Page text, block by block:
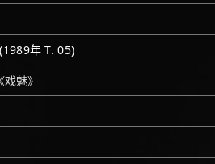
(1989年 T. 05)
《戏魅》